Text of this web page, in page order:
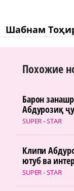
Шабнам
Похожие
SUPER - STAR
Барон
Абдурозиқ
SUPER - STAR
Клипи
ютуб ва